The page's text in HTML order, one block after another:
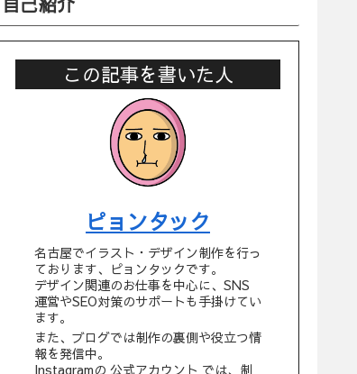
この記事を書いた人
ピョンタック
名古屋でイラスト・デザイン制作を行っ
ております、ピョンタックです。
デザイン関連のお仕事を中心に、SNS
運営やSEO対策のサポートも手掛けてい
ます。
また、ブログでは制作の裏側や役立つ情
報を発信中。
Instagramの 公式アカウント では、制